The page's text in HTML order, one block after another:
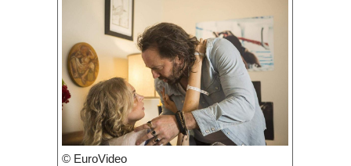
© EuroVideo